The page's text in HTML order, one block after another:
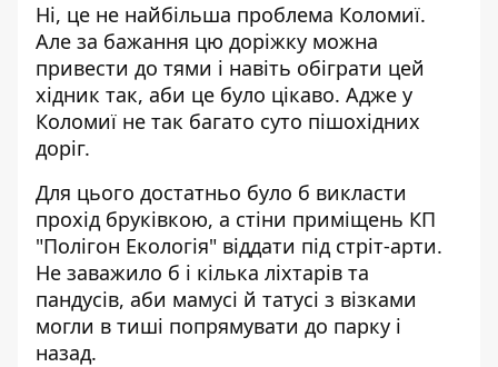
Ні, це не найбільша проблема Коломиї.
Але за бажання цю доріжку можна
привести до тями і навіть обіграти цей
хідник так, аби це було цікаво. Адже у
Коломиї не так багато суто пішохідних
доріг.
Для цього достатньо було б викласти
прохід бруківкою, а стіни приміщень КП
"Полігон Екологія" віддати під стріт-арти.
Не заважило б і кілька ліхтарів та
пандусів, аби мамусі й татусі з візками
могли в тиші попрямувати до парку і
назад.